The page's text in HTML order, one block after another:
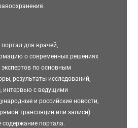
для врачей,
о современных решениях
по основным
результаты исследований,
интервью с ведущими
и российские новости,
трансляции или записи)
содержание портала.